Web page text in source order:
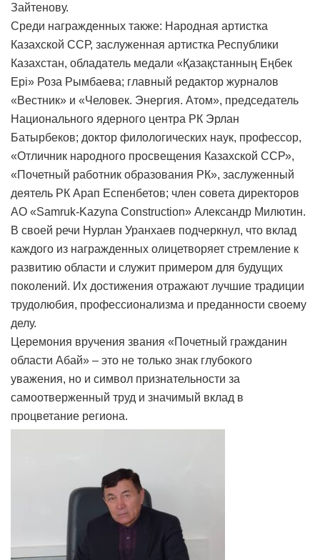
Зайтенову.
Среди награжденных также: Народная артистка
Казахской ССР, заслуженная артистка Республики
Казахстан, обладатель медали «Қазақстанның Еңбек
Ері» Роза Рымбаева; главный редактор журналов
«Вестник» и «Человек. Энергия. Атом», председатель
Национального ядерного центра РК Эрлан
Батырбеков; доктор филологических наук, профессор,
«Отличник народного просвещения Казахской ССР»,
«Почетный работник образования РК», заслуженный
деятель РК Арап Еспенбетов; член совета директоров
АО «Samruk-Kazyna Construction» Александр Милютин.
В своей речи Нурлан Уранхаев подчеркнул, что вклад
каждого из награжденных олицетворяет стремление к
развитию области и служит примером для будущих
поколений. Их достижения отражают лучшие традиции
трудолюбия, профессионализма и преданности своему
делу.
Церемония вручения звания «Почетный гражданин
области Абай» – это не только знак глубокого
уважения, но и символ признательности за
самоотверженный труд и значимый вклад в
процветание региона.